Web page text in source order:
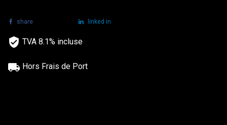
share linked in
TVA 8.1% incluse
Hors Frais de Port